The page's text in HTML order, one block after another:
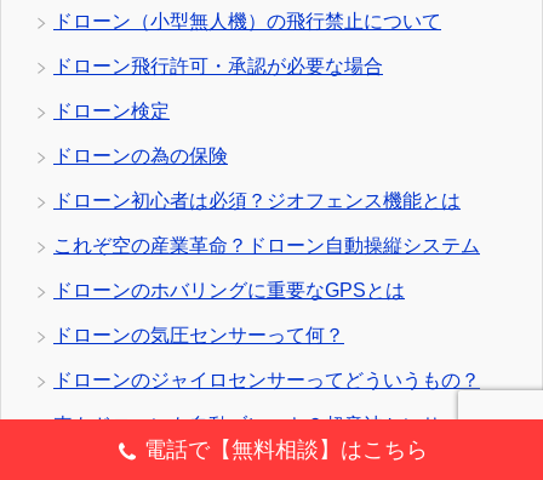
ドローン（小型無人機）の飛行禁止について
ドローン飛行許可・承認が必要な場合
ドローン検定
ドローンの為の保険
ドローン初心者は必須？ジオフェンス機能とは
これぞ空の産業革命？ドローン自動操縦システム
ドローンのホバリングに重要なGPSとは
ドローンの気圧センサーって何？
ドローンのジャイロセンサーってどういうもの？
車もドローンも自動ブレーキ？超音波センサー
電話で【無料相談】はこちら